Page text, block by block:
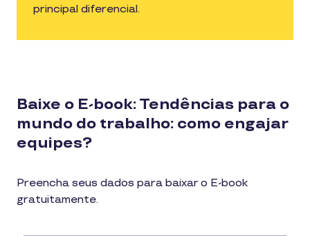
principal diferencial.
Baixe o E-book: Tendências para o
mundo do trabalho: como engajar
equipes?
Preencha seus dados para baixar o E-book
gratuitamente.